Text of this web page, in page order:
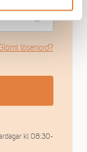
lösenord?
kl 08:30-